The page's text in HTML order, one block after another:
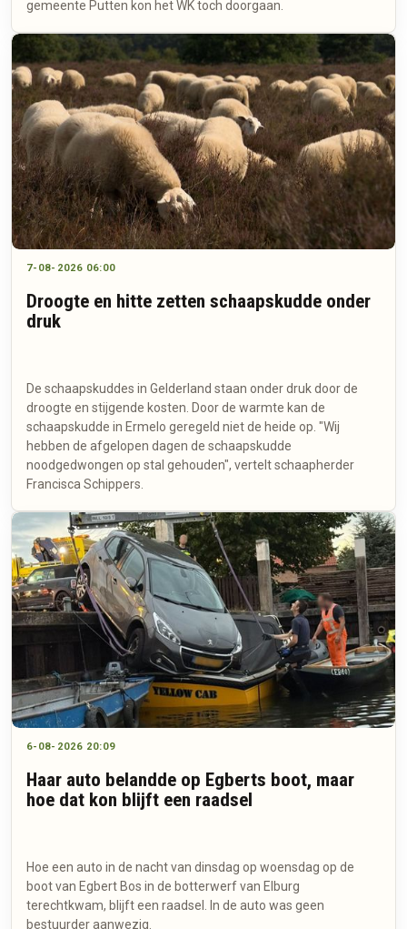
gemeente Putten kon het WK toch doorgaan.
7-08-2026 06:00
Droogte en hitte zetten schaapskudde onder
druk
De schaapskuddes in Gelderland staan onder druk door de
droogte en stijgende kosten. Door de warmte kan de
schaapskudde in Ermelo geregeld niet de heide op. "Wij
hebben de afgelopen dagen de schaapskudde
noodgedwongen op stal gehouden", vertelt schaapherder
Francisca Schippers.
6-08-2026 20:09
Haar auto belandde op Egberts boot, maar
hoe dat kon blijft een raadsel
Hoe een auto in de nacht van dinsdag op woensdag op de
boot van Egbert Bos in de botterwerf van Elburg
terechtkwam, blijft een raadsel. In de auto was geen
bestuurder aanwezig.